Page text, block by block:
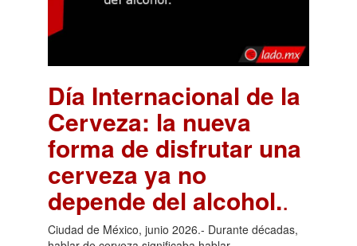
Día Internacional de la
Cerveza: la nueva
forma de disfrutar una
cerveza ya no
depende del alcohol..
Ciudad de México, junio 2026.- Durante décadas,